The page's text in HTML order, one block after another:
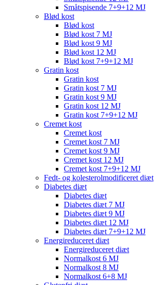
Småtspisende 7+9+12 MJ
Blød kost
Blød kost
Blød kost 7 MJ
Blød kost 9 MJ
Blød kost 12 MJ
Blød kost 7+9+12 MJ
Gratin kost
Gratin kost
Gratin kost 7 MJ
Gratin kost 9 MJ
Gratin kost 12 MJ
Gratin kost 7+9+12 MJ
Cremet kost
Cremet kost
Cremet kost 7 MJ
Cremet kost 9 MJ
Cremet kost 12 MJ
Cremet kost 7+9+12 MJ
Fedt- og kolesterolmodificeret diæt
Diabetes diæt
Diabetes diæt
Diabetes diæt 7 MJ
Diabetes diæt 9 MJ
Diabetes diæt 12 MJ
Diabetes diæt 7+9+12 MJ
Energireduceret diæt
Energireduceret diæt
Normalkost 6 MJ
Normalkost 8 MJ
Normalkost 6+8 MJ